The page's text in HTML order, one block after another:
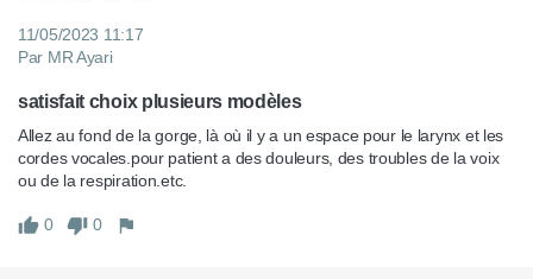
11/05/2023 11:17
Par MR Ayari
satisfait choix plusieurs modèles
Allez au fond de la gorge, là où il y a un espace pour le larynx et les
cordes vocales.pour patient a des douleurs, des troubles de la voix
ou de la respiration.etc.
0 0